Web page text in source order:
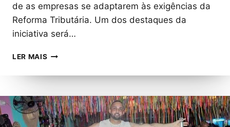
de as empresas se adaptarem às exigências da
Reforma Tributária. Um dos destaques da
iniciativa será…
LER MAIS REFORMA
PODE
SIMPLES
NACIONAL,
AMPLIAR